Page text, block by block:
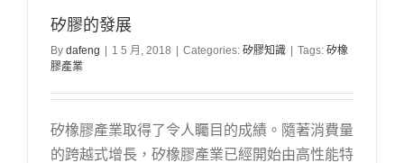
矽膠的發展
By dafeng 1 5 月, 2018 Categories: 矽膠知識 Tags: 矽橡
膠產業
矽橡膠產業取得了令人矚目的成績。隨著消費量
的跨越式增長，矽橡膠產業已經開始由高性能特